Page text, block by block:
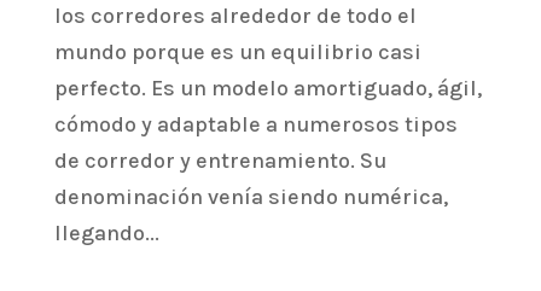
los corredores alrededor de todo el
mundo porque es un equilibrio casi
perfecto. Es un modelo amortiguado, ágil,
cómodo y adaptable a numerosos tipos
de corredor y entrenamiento. Su
denominación venía siendo numérica,
llegando...